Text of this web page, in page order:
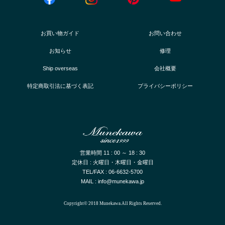
お買い物ガイド お問い合わせ
お知らせ 修理
Ship overseas 会社概要
特定商取引法に基づく表記 プライバシーポリシー
営業時間 11 : 00 ～ 18 : 30
定休日 : 火曜日・木曜日・金曜日
TEL/FAX : 06-6632-5700
MAIL : info@munekawa.jp
Copyright© 2018 Munekawa.All Rights Reserved.